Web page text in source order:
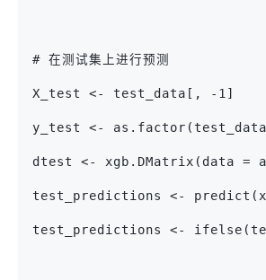
# 在测试集上进行预测
X_test <- test_data[, -1]
y_test <-
dtest <- xgb.DMatrix(data =
test_predictions <-
test_predictions <-